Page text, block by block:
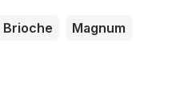
Brioche
Magnum